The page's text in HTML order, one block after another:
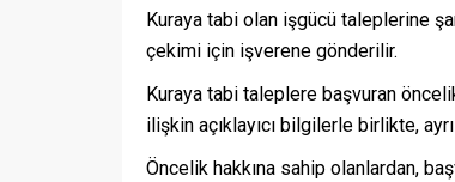
Kuraya tabi olan işgücü taleplerine
çekimi için işverene gönderilir.
Kuraya tabi taleplere başvuran
ilişkin açıklayıcı bilgilerle birlikte,
Öncelik hakkına sahip olanlardan,